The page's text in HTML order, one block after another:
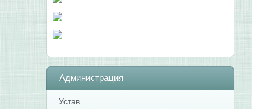
Администрация
Устав